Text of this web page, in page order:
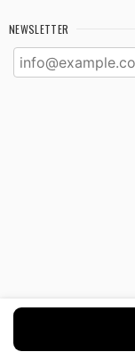
きました。
この度は
がとうご
しく思っ
る限り良
梱包方法
りますの
しくお願
NEWSLETTER